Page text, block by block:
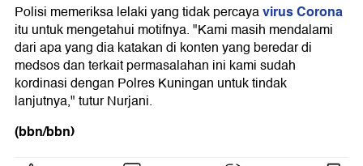
Polisi memeriksa lelaki yang tidak percayavirus Corona
itu untuk mengetahui motifnya. "Kami masih mendalami
dari apa yang dia katakan di konten yang beredar di
medsos dan terkait permasalahan ini kami sudah
kordinasi dengan Polres Kuningan untuk tindak
lanjutnya," tutur Nurjani.
(bbn/bbn)